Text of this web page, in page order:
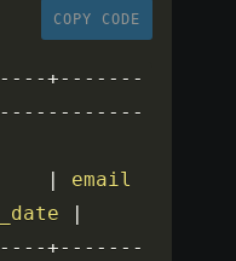
COPY CODE
-- --+-- -- -- -
-- -- -- -- -- -
email
-- --+-- -- -- -